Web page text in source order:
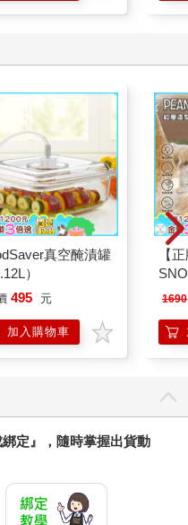
真空醃漬罐
）
495 元
加入購物車
【
造
1690
定』，隨時掌握出貨動